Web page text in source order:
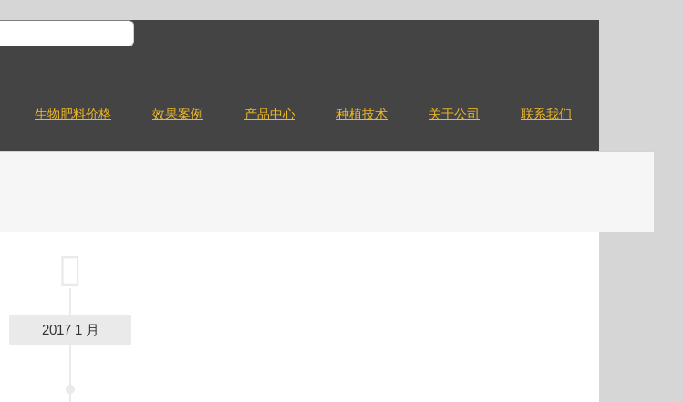
生物肥料价格 效果案例 产品中心 种植技术 关于公司 联系我们
2017 1 月